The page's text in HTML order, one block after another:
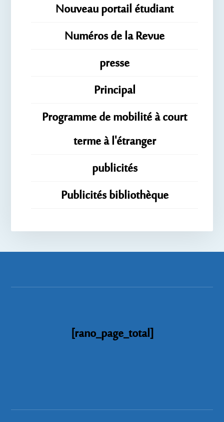
Nouveau portail étudiant
Numéros de la Revue
presse
Principal
Programme de mobilité à court
terme à l'étranger
publicités
Publicités bibliothèque
[rano_page_total]